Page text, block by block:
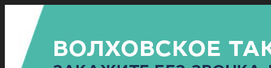
Найти:
ГЛАВНАЯ ПОЛИТИКАПРОИСШЕСТВИЯ ПРОКУРАТУРАСПОРТ